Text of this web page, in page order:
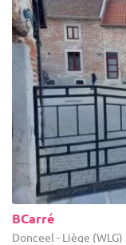
BCarré
Donceel - Liège (WLG)